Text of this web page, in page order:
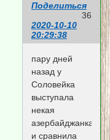
Поделиться
36
2020-10-10
20:29:38
пару дней
назад у
Соловейка
выступала
некая
азербайджанка
и сравнила